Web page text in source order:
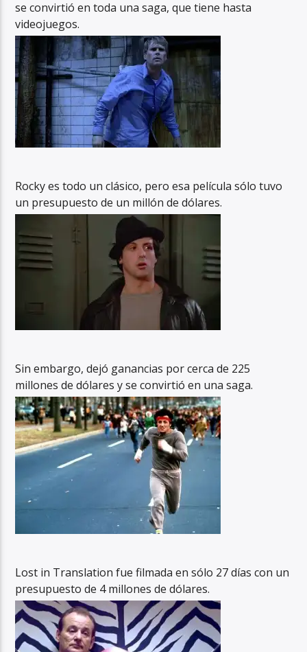
se convirtió en toda una saga, que tiene hasta
videojuegos.
Rocky es todo un clásico, pero esa película sólo tuvo
un presupuesto de un millón de dólares.
Sin embargo, dejó ganancias por cerca de 225
millones de dólares y se convirtió en una saga.
Lost in Translation fue filmada en sólo 27 días con un
presupuesto de 4 millones de dólares.